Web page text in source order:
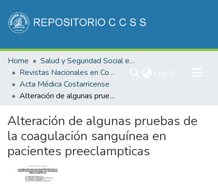
Communities & Collections
All of DSpace
Statistics
Home
Salud y Seguridad Social en Costa Rica
Revistas Nacionales en Costa Rica
Acta Médica Costarricense
Alteración de algunas pruebas de la coagulación sanguínea en pacientes preeclampticas
Alteración de algunas pruebas de
la coagulación sanguínea en
pacientes preeclampticas